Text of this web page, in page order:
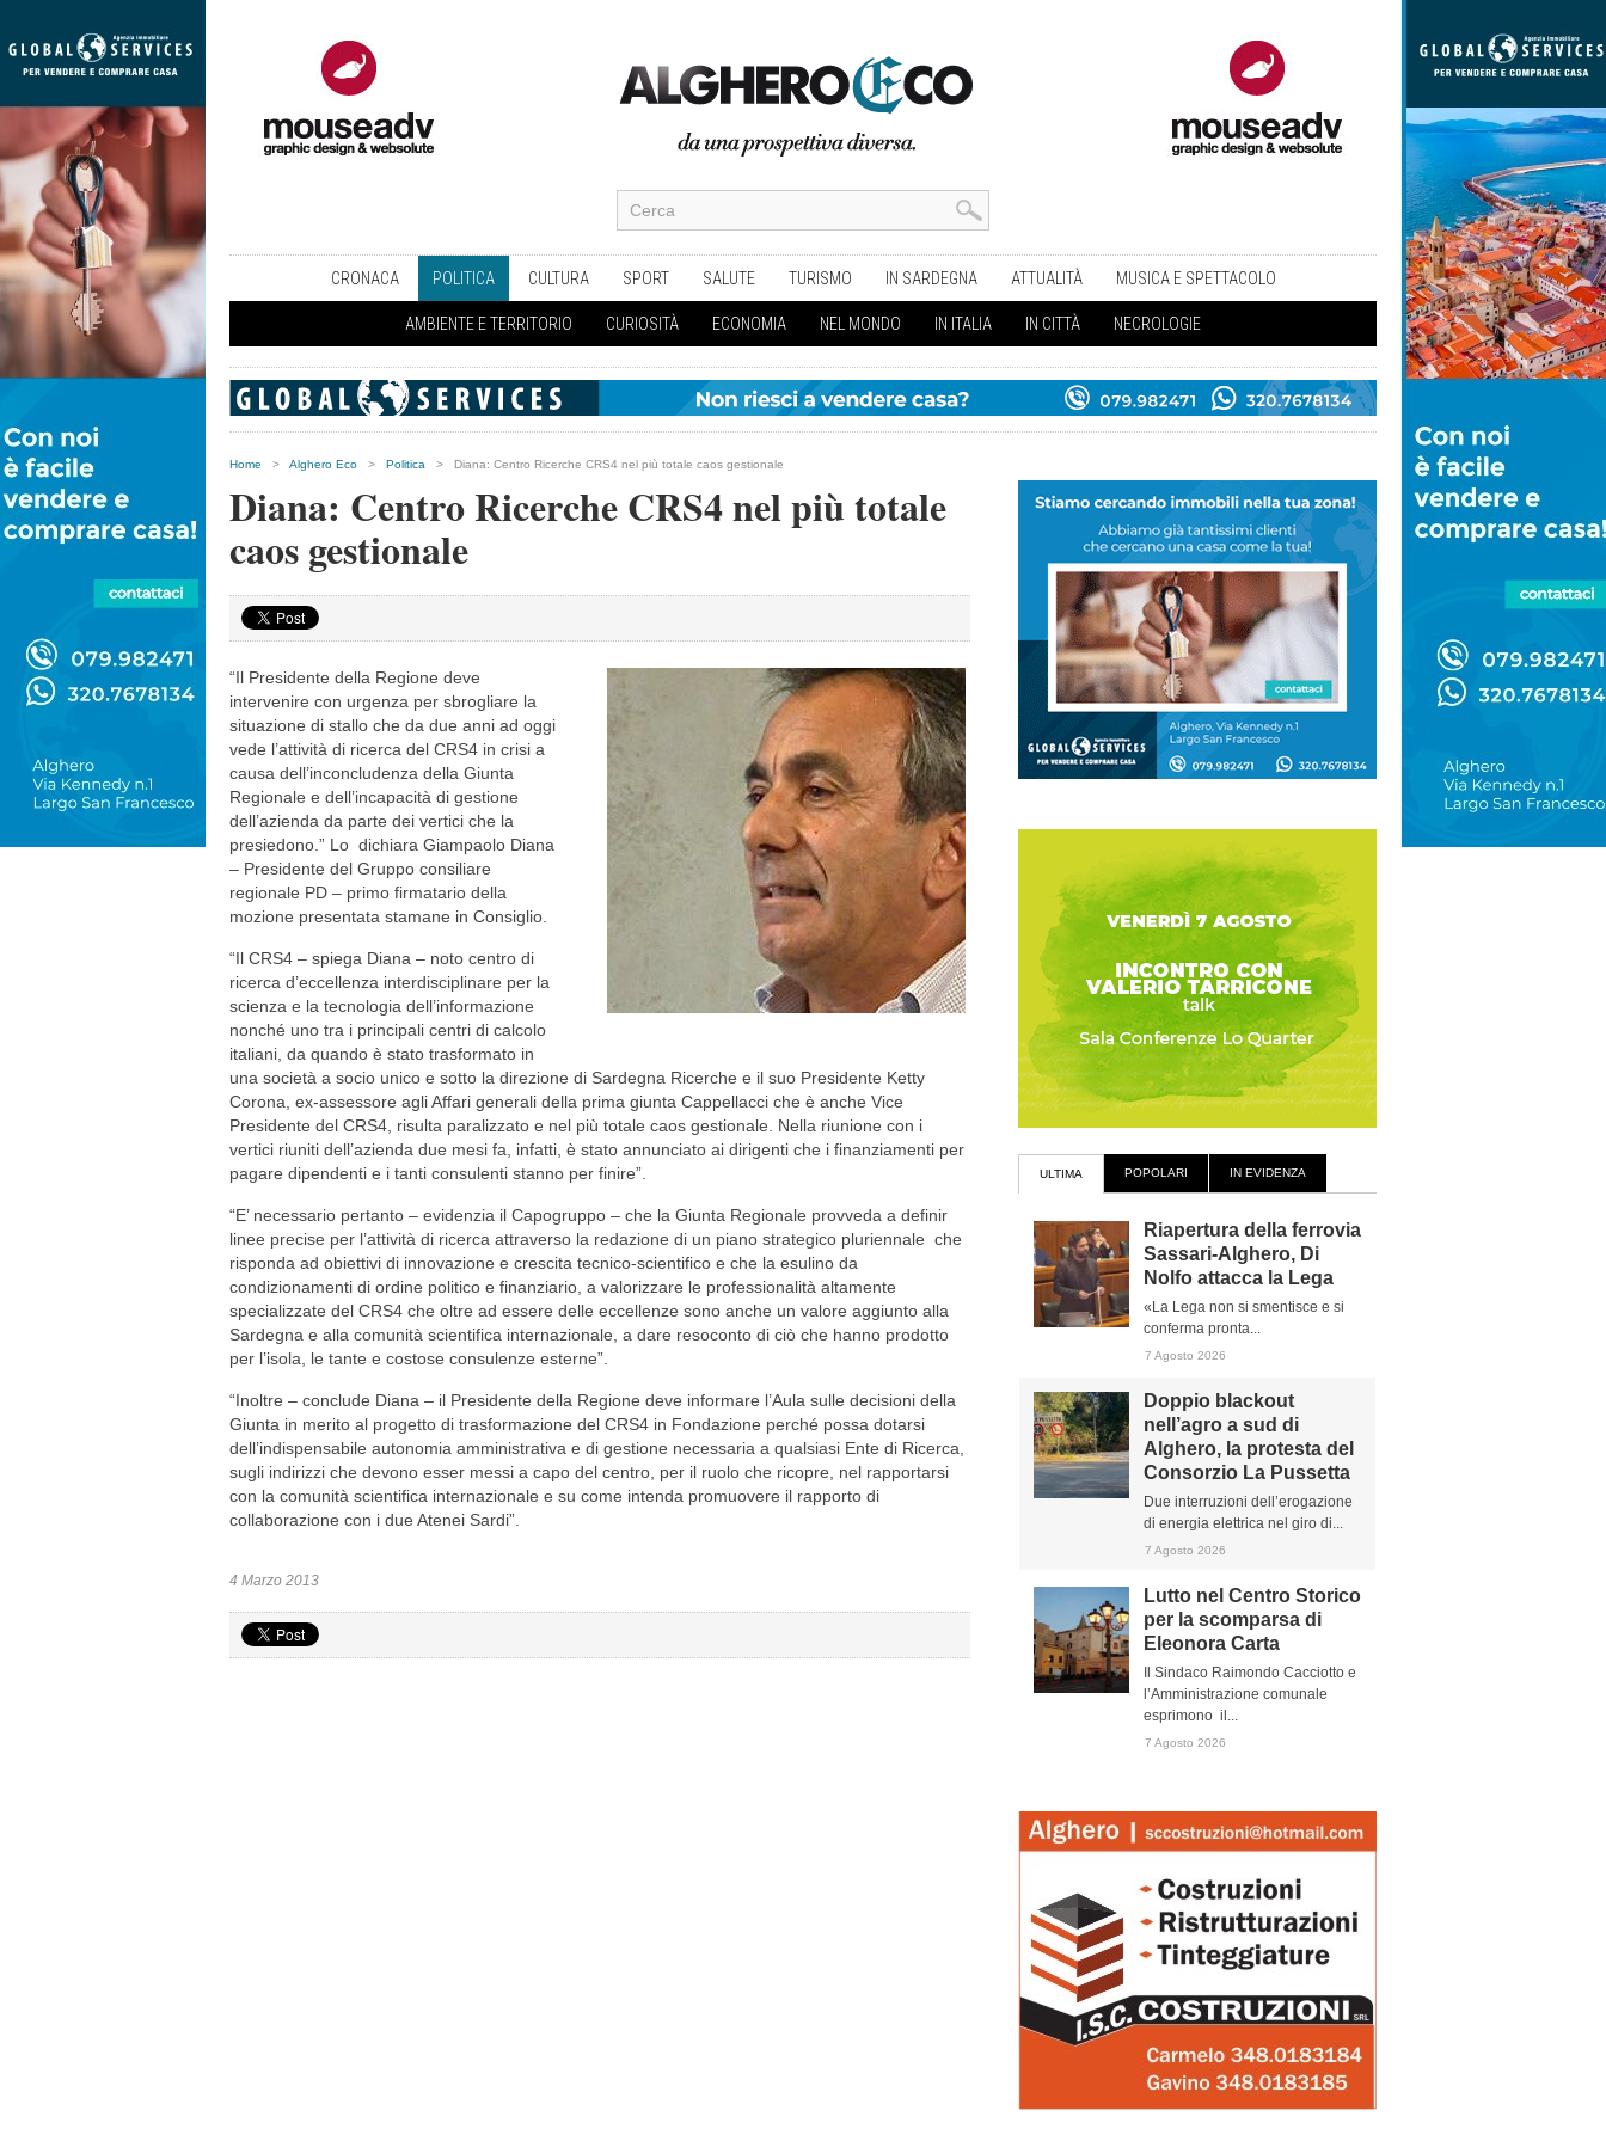
CRONACA POLITICA CULTURA SPORT SALUTE TURISMO IN SARDEGNA ATTUALITÀ MUSICA E SPETTACOLO
AMBIENTE E TERRITORIO CURIOSITÀ ECONOMIA NEL MONDO IN ITALIA IN CITTÀ NECROLOGIE
Home > Alghero Eco > Politica > Diana: Centro Ricerche CRS4 nel più totale caos gestionale
Diana: Centro Ricerche CRS4 nel più totale
caos gestionale
“Il Presidente della Regione deve
intervenire con urgenza per sbrogliare la
situazione di stallo che da due anni ad oggi
vede l’attività di ricerca del CRS4 in crisi a
causa dell’inconcludenza della Giunta
Regionale e dell’incapacità di gestione
dell’azienda da parte dei vertici che la
presiedono.” Lo dichiara Giampaolo Diana
– Presidente del Gruppo consiliare
regionale PD – primo firmatario della
mozione presentata stamane in Consiglio.
“Il CRS4 – spiega Diana – noto centro di
ricerca d’eccellenza interdisciplinare per la
scienza e la tecnologia dell’informazione
nonché uno tra i principali centri di calcolo
italiani, da quando è stato trasformato in
una società a socio unico e sotto la direzione di Sardegna Ricerche e il suo Presidente Ketty
Corona, ex-assessore agli Affari generali della prima giunta Cappellacci che è anche Vice
Presidente del CRS4, risulta paralizzato e nel più totale caos gestionale. Nella riunione con i
vertici riuniti dell’azienda due mesi fa, infatti, è stato annunciato ai dirigenti che i finanziamenti per
pagare dipendenti e i tanti consulenti stanno per finire”.
“E’ necessario pertanto – evidenzia il Capogruppo – che la Giunta Regionale provveda a definir
linee precise per l’attività di ricerca attraverso la redazione di un piano strategico pluriennale che
risponda ad obiettivi di innovazione e crescita tecnico-scientifico e che la esulino da
condizionamenti di ordine politico e finanziario, a valorizzare le professionalità altamente
specializzate del CRS4 che oltre ad essere delle eccellenze sono anche un valore aggiunto alla
Sardegna e alla comunità scientifica internazionale, a dare resoconto di ciò che hanno prodotto
per l’isola, le tante e costose consulenze esterne”.
“Inoltre – conclude Diana – il Presidente della Regione deve informare l’Aula sulle decisioni della
Giunta in merito al progetto di trasformazione del CRS4 in Fondazione perché possa dotarsi
dell’indispensabile autonomia amministrativa e di gestione necessaria a qualsiasi Ente di Ricerca,
sugli indirizzi che devono esser messi a capo del centro, per il ruolo che ricopre, nel rapportarsi
con la comunità scientifica internazionale e su come intenda promuovere il rapporto di
collaborazione con i due Atenei Sardi”.
4 Marzo 2013
ULTIMA POPOLARI IN EVIDENZA
Riapertura della ferrovia
Sassari-Alghero, Di
Nolfo attacca la Lega
«La Lega non si smentisce e si
conferma pronta...
7 Agosto 2026
Doppio blackout
nell’agro a sud di
Alghero, la protesta del
Consorzio La Pussetta
Due interruzioni dell’erogazione
di energia elettrica nel giro di...
7 Agosto 2026
Lutto nel Centro Storico
per la scomparsa di
Eleonora Carta
Il Sindaco Raimondo Cacciotto e
l’Amministrazione comunale
esprimono il...
7 Agosto 2026